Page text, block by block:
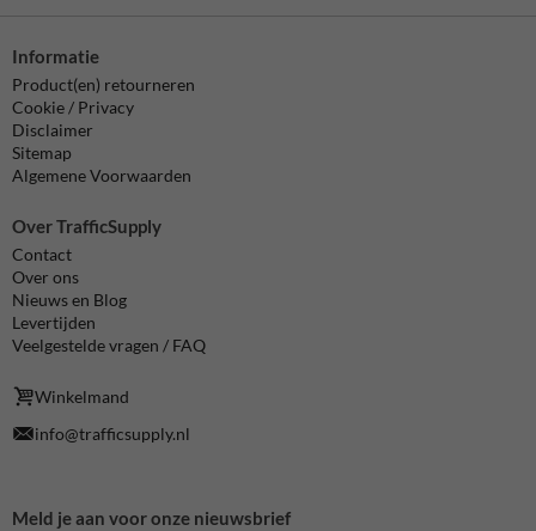
Informatie
Product(en) retourneren
Cookie / Privacy
Disclaimer
Sitemap
Algemene Voorwaarden
Over TrafficSupply
Contact
Over ons
Nieuws en Blog
Levertijden
Veelgestelde vragen / FAQ
Winkelmand
info@trafficsupply.nl
Meld je aan voor onze nieuwsbrief